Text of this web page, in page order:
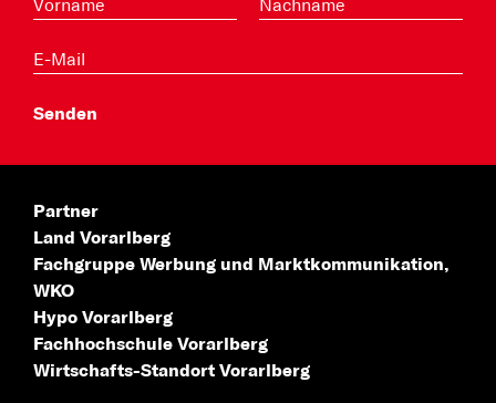
Partner
Land Vorarlberg
Fachgruppe Werbung und Marktkommunikation,
WKO
Hypo Vorarlberg
Fachhochschule Vorarlberg
Wirtschafts-Standort Vorarlberg